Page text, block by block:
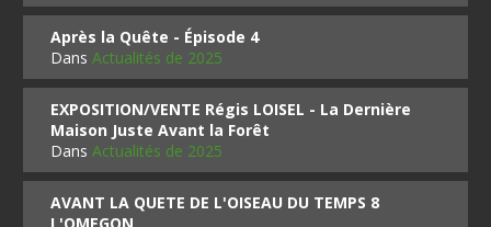
Après la Quête - Épisode 4
DansActualités de 2025
EXPOSITION/VENTE Régis LOISEL - La Dernière
Maison Juste Avant la Forêt
DansActualités de 2025
AVANT LA QUETE DE L'OISEAU DU TEMPS 8